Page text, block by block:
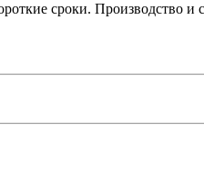
сроки. Производство и